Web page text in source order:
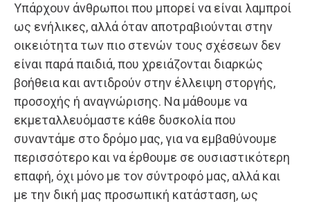
Υπάρχουν άνθρωποι που μπορεί να είναι λαμπροί
ως ενήλικες, αλλά όταν αποτραβιούνται στην
οικειότητα των πιο στενών τους σχέσεων δεν
είναι παρά παιδιά, που χρειάζονται διαρκώς
βοήθεια και αντιδρούν στην έλλειψη στοργής,
προσοχής ή αναγνώρισης. Να μάθουμε να
εκμεταλλευόμαστε κάθε δυσκολία που
συναντάμε στο δρόμο μας, για να εμβαθύνουμε
περισσότερο και να έρθουμε σε ουσιαστικότερη
επαφή, όχι μόνο με τον σύντροφό μας, αλλά και
με την δική μας προσωπική κατάσταση, ως